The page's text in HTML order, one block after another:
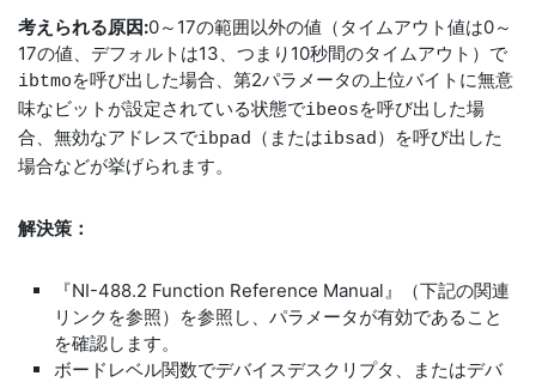
考えられる原因:0～17の範囲以外の値（タイムアウト値は0～
17の値、デフォルトは13、つまり10秒間のタイムアウト）で
ibtmoを呼び出した場合、第2パラメータの上位バイトに無意
味なビットが設定されている状態でibeosを呼び出した場
合、無効なアドレスでibpad （またはibsad）を呼び出した
場合などが挙げられます。
解決策：
『NI-488.2 Function Reference Manual』（下記の関連
リンクを参照）を参照し、パラメータが有効であること
を確認します。
ボードレベル関数でデバイスデスクリプタ、またはデバ